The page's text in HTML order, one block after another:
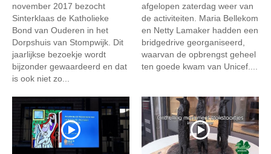
november 2017 bezocht
Sinterklaas de Katholieke
Bond van Ouderen in het
Dorpshuis van Stompwijk. Dit
jaarlijkse bezoekje wordt
bijzonder gewaardeerd en dat
is ook niet zo...
afgelopen zaterdag weer van
de activiteiten. Maria Bellekom
en Netty Lamaker hadden een
bridgedrive georganiseerd,
waarvan de opbrengst geheel
ten goede kwam van Unicef....